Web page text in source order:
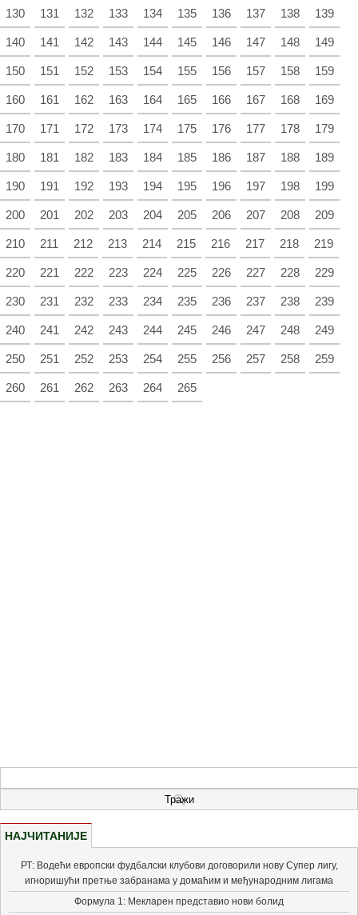
130 131 132 133 134 135 136 137 138 139
140 141 142 143 144 145 146 147 148 149
150 151 152 153 154 155 156 157 158 159
160 161 162 163 164 165 166 167 168 169
170 171 172 173 174 175 176 177 178 179
180 181 182 183 184 185 186 187 188 189
190 191 192 193 194 195 196 197 198 199
200 201 202 203 204 205 206 207 208 209
210 211 212 213 214 215 216 217 218 219
220 221 222 223 224 225 226 227 228 229
230 231 232 233 234 235 236 237 238 239
240 241 242 243 244 245 246 247 248 249
250 251 252 253 254 255 256 257 258 259
260 261 262 263 264 265
НАЈЧИТАНИЈЕ
РТ: Водећи европски фудбалски клубови договорили нову Супер лигу,
игноришући претње забранама у домаћим и међународним лигама
Формула 1: Мекларен представио нови болид